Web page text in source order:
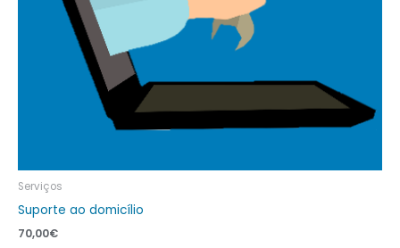
Serviços
Suporte ao domicílio
70,00€